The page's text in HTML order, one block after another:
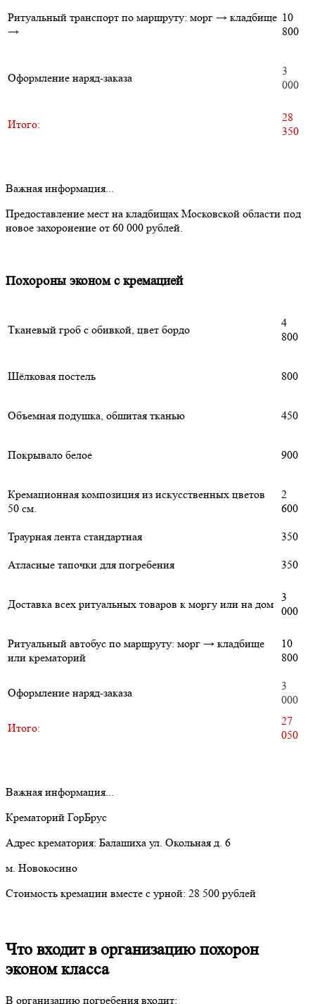
Ритуальный транспорт по маршруту: морг → кладбище
→
10
800
Оформление наряд-заказа
3
000
Итого:
28
350
Важная информация...
Предоставление мест на кладбищах Московской области под
новое захоронение от 60 000 рублей.
Похороны эконом с кремацией
Тканевый гроб с обивкой, цвет бордо
4
800
Шёлковая постель 800
Объемная подушка, обшитая тканью 450
Покрывало белое 900
Кремационная композиция из искусственных цветов
50 см.
2
600
Траурная лента стандартная 350
Атласные тапочки для погребения 350
Доставка всех ритуальных товаров к моргу или на дом
3
000
Ритуальный автобус по маршруту: морг → кладбище
или крематорий
10
800
Оформление наряд-заказа
3
000
Итого:
27
050
Важная информация...
Крематорий ГорБрус
Адрес крематория: Балашиха ул. Окольная д. 6
м. Новокосино
Стоимость кремации вместе с урной: 28 500 рублей
Что входит в организацию похорон
эконом класса
В организацию погребения входит: